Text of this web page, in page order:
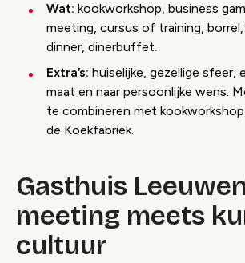
Wat: kookworkshop, business
meeting, cursus of training, borrel,
dinner, dinerbuffet.
Extra’s: huiselijke, gezellige sfeer,
maat en naar persoonlijke wens.
te combineren met
de Koekfabriek.
Gasthuis
meeting meets
cultuur